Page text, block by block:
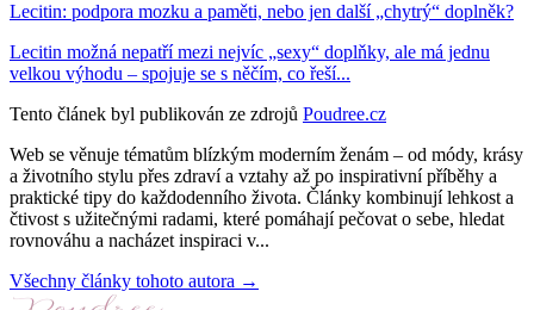
Lecitin: podpora mozku a paměti, nebo jen další „chytrý“ doplněk?
Lecitin možná nepatří mezi nejvíc „sexy“ doplňky, ale má jednu
velkou výhodu – spojuje se s něčím, co řeší...
Tento článek byl publikován ze zdrojů Poudree.cz
Web se věnuje tématům blízkým moderním ženám – od módy, krásy
a životního stylu přes zdraví a vztahy až po inspirativní příběhy a
praktické tipy do každodenního života. Články kombinují lehkost a
čtivost s užitečnými radami, které pomáhají pečovat o sebe, hledat
rovnováhu a nacházet inspiraci v...
Všechny články tohoto autora →